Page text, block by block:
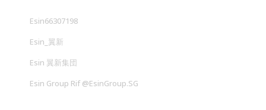
Esin66307198
Esin_翼新
Esin 翼新集団
Esin Group Rif @EsinGroup.SG